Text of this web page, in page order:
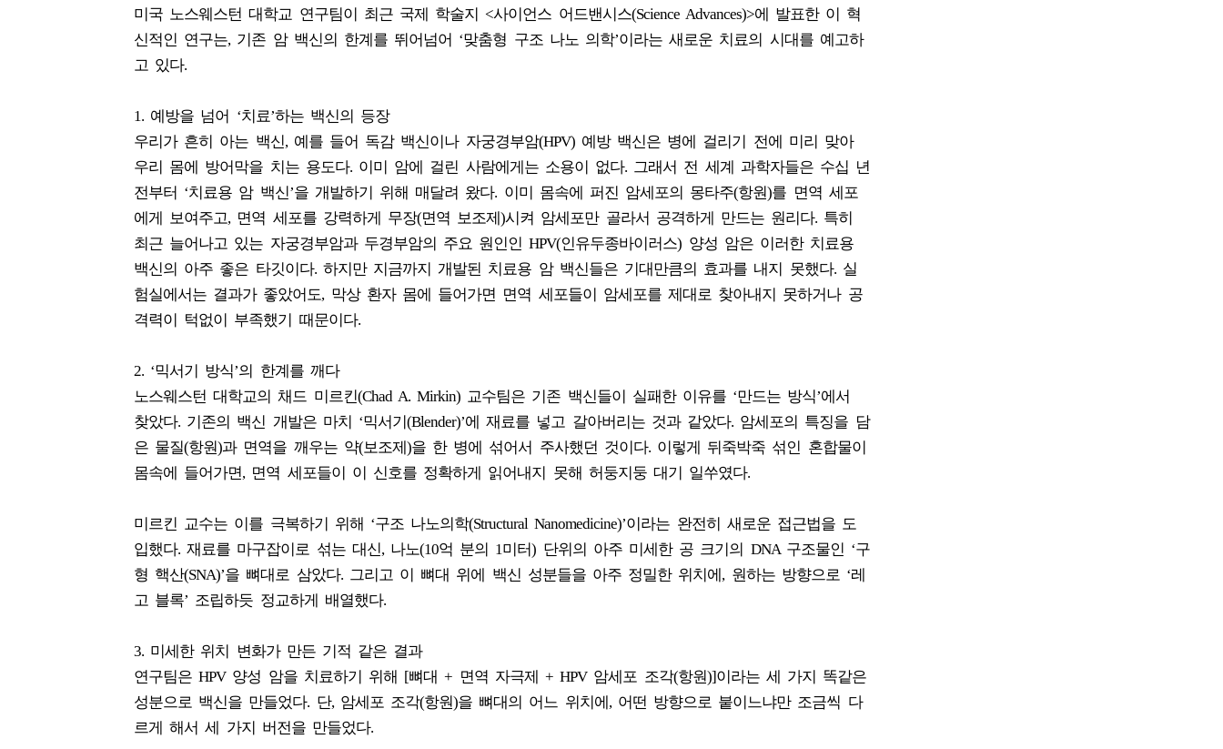
미국 노스웨스턴 대학교 연구팀이 최근 국제 학술지 <사이언스 어드밴시스(Science Advances)>에 발표한 이 혁
신적인 연구는, 기존 암 백신의 한계를 뛰어넘어 ‘맞춤형 구조 나노 의학’이라는 새로운 치료의 시대를 예고하
고 있다.
1. 예방을 넘어 ‘치료’하는 백신의 등장
우리가 흔히 아는 백신, 예를 들어 독감 백신이나 자궁경부암(HPV) 예방 백신은 병에 걸리기 전에 미리 맞아
우리 몸에 방어막을 치는 용도다. 이미 암에 걸린 사람에게는 소용이 없다. 그래서 전 세계 과학자들은 수십 년
전부터 ‘치료용 암 백신’을 개발하기 위해 매달려 왔다. 이미 몸속에 퍼진 암세포의 몽타주(항원)를 면역 세포
에게 보여주고, 면역 세포를 강력하게 무장(면역 보조제)시켜 암세포만 골라서 공격하게 만드는 원리다. 특히
최근 늘어나고 있는 자궁경부암과 두경부암의 주요 원인인 HPV(인유두종바이러스) 양성 암은 이러한 치료용
백신의 아주 좋은 타깃이다. 하지만 지금까지 개발된 치료용 암 백신들은 기대만큼의 효과를 내지 못했다. 실
험실에서는 결과가 좋았어도, 막상 환자 몸에 들어가면 면역 세포들이 암세포를 제대로 찾아내지 못하거나 공
격력이 턱없이 부족했기 때문이다.
2. ‘믹서기 방식’의 한계를 깨다
노스웨스턴 대학교의 채드 미르킨(Chad A. Mirkin) 교수팀은 기존 백신들이 실패한 이유를 ‘만드는 방식’에서
찾았다. 기존의 백신 개발은 마치 ‘믹서기(Blender)’에 재료를 넣고 갈아버리는 것과 같았다. 암세포의 특징을 담
은 물질(항원)과 면역을 깨우는 약(보조제)을 한 병에 섞어서 주사했던 것이다. 이렇게 뒤죽박죽 섞인 혼합물이
몸속에 들어가면, 면역 세포들이 이 신호를 정확하게 읽어내지 못해 허둥지둥 대기 일쑤였다.
미르킨 교수는 이를 극복하기 위해 ‘구조 나노의학(Structural Nanomedicine)’이라는 완전히 새로운 접근법을 도
입했다. 재료를 마구잡이로 섞는 대신, 나노(10억 분의 1미터) 단위의 아주 미세한 공 크기의 DNA 구조물인 ‘구
형 핵산(SNA)’을 뼈대로 삼았다. 그리고 이 뼈대 위에 백신 성분들을 아주 정밀한 위치에, 원하는 방향으로 ‘레
고 블록’ 조립하듯 정교하게 배열했다.
3. 미세한 위치 변화가 만든 기적 같은 결과
연구팀은 HPV 양성 암을 치료하기 위해 [뼈대 + 면역 자극제 + HPV 암세포 조각(항원)]이라는 세 가지 똑같은
성분으로 백신을 만들었다. 단, 암세포 조각(항원)을 뼈대의 어느 위치에, 어떤 방향으로 붙이느냐만 조금씩 다
르게 해서 세 가지 버전을 만들었다.